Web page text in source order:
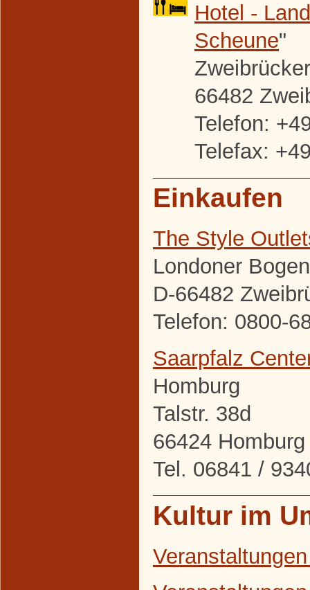
Hotel -
Scheune"
66482
Telefon:
Telefax:
Einkaufen
The Style
Londoner
D-66482
Telefon: 0800-
Saarpfalz
Homburg
Talstr. 38d
66424 Homburg
Tel. 06841 /
Kultur im